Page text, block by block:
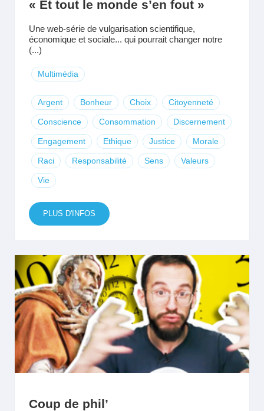
« Et tout le monde s’en fout »
Une web-série de vulgarisation scientifique,
économique et sociale... qui pourrait changer notre
(...)
Multimédia
Argent Bonheur Choix Citoyenneté
Conscience Consommation Discernement
Engagement Ethique Justice Morale
Raci Responsabilité Sens Valeurs
Vie
PLUS D'INFOS
Coup de phil’